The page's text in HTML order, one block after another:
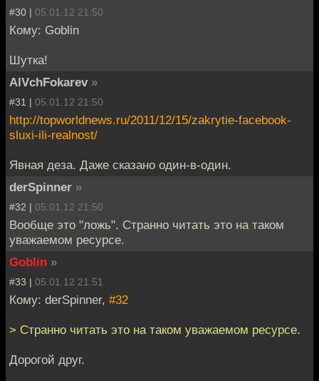
#30 | 05.01.12 21:50
Кому: Goblin
Шутка!
AlVchFokarev »
#31 | 05.01.12 21:50
http://topworldnews.ru/2011/12/15/zakrytie-facebook-
sluxi-ili-realnost/
Явная деза. Даже сказано один-в-один.
derSpinner »
#32 | 05.01.12 21:50
Вообще это "ложь". Странно читать это на таком
уважаемом ресурсе.
Goblin »
#33 | 05.01.12 21:51
Кому: derSpinner, #32
> Странно читать это на таком уважаемом ресурсе.
Дорогой друг.